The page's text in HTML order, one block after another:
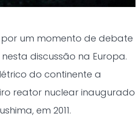
por um momento de debate
discussão na Europa.
do continente a
reator nuclear inaugurado
em 2011.